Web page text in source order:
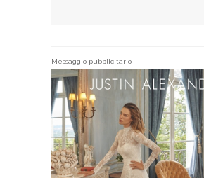
Messaggio pubblicitario